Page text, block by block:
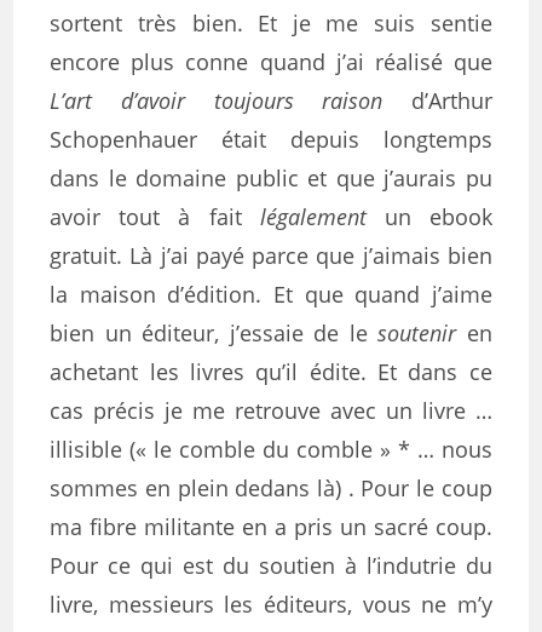
sortent très bien. Et je me suis sentie
encore plus conne quand j’ai réalisé que
L’art d’avoir toujours raison d’Arthur
Schopenhauer était depuis longtemps
dans le domaine public et que j’aurais pu
avoir tout à fait légalementun ebook
gratuit. Là j’ai payé parce que j’aimais bien
la maison d’édition. Et que quand j’aime
bien un éditeur, j’essaie de lesoutenir en
achetant les livres qu’il édite. Et dans ce
cas précis je me retrouve avec un livre …
illisible (« le comble du comble » * … nous
sommes en plein dedans là) . Pour le coup
ma fibre militante en a pris un sacré coup.
Pour ce qui est du soutien à l’indutrie du
livre, messieurs les éditeurs, vous ne m’y